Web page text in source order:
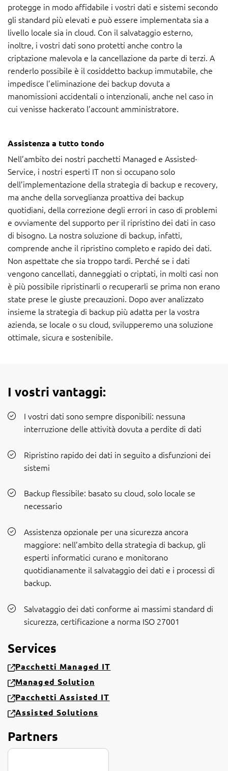
protegge in modo affidabile i vostri dati e sistemi secondo
gli standard più elevati e può essere implementata sia a
livello locale sia in cloud. Con il salvataggio esterno,
inoltre, i vostri dati sono protetti anche contro la
criptazione malevola e la cancellazione da parte di terzi. A
renderlo possibile è il cosiddetto backup immutabile, che
impedisce l’eliminazione dei backup dovuta a
manomissioni accidentali o intenzionali, anche nel caso in
cui venisse hackerato l’account amministratore.
Assistenza a tutto tondo
Nell’ambito dei nostri pacchetti Managed e Assisted-
Service, i nostri esperti IT non si occupano solo
dell’implementazione della strategia di backup e recovery,
ma anche della sorveglianza proattiva dei backup
quotidiani, della correzione degli errori in caso di problemi
e ovviamente del supporto per il ripristino dei dati in caso
di bisogno. La nostra soluzione di backup, infatti,
comprende anche il ripristino completo e rapido dei dati.
Non aspettate che sia troppo tardi. Perché se i dati
vengono cancellati, danneggiati o criptati, in molti casi non
è più possibile ripristinarli o recuperarli se prima non erano
state prese le giuste precauzioni. Dopo aver analizzato
insieme la strategia di backup più adatta per la vostra
azienda, se locale o su cloud, svilupperemo una soluzione
ottimale, sicura e sostenibile.
I vostri vantaggi:
I vostri dati sono sempre disponibili: nessuna
interruzione delle attività dovuta a perdite di dati
Ripristino rapido dei dati in seguito a disfunzioni dei
sistemi
Backup flessibile: basato su cloud, solo locale se
necessario
Assistenza opzionale per una sicurezza ancora
maggiore: nell’ambito della strategia di backup, gli
esperti informatici curano e monitorano
quotidianamente il salvataggio dei dati e i processi di
backup.
Salvataggio dei dati conforme ai massimi standard di
sicurezza, certificazione a norma ISO 27001
Services
Pacchetti Managed IT
Managed Solution
Pacchetti Assisted IT
Assisted Solutions
Partners